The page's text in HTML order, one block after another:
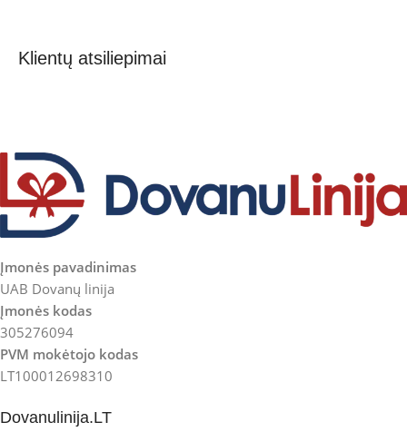
Klientų atsiliepimai
Įmonės pavadinimas
UAB Dovanų linija
Įmonės kodas
305276094
PVM mokėtojo kodas
LT100012698310
Dovanulinija.LT